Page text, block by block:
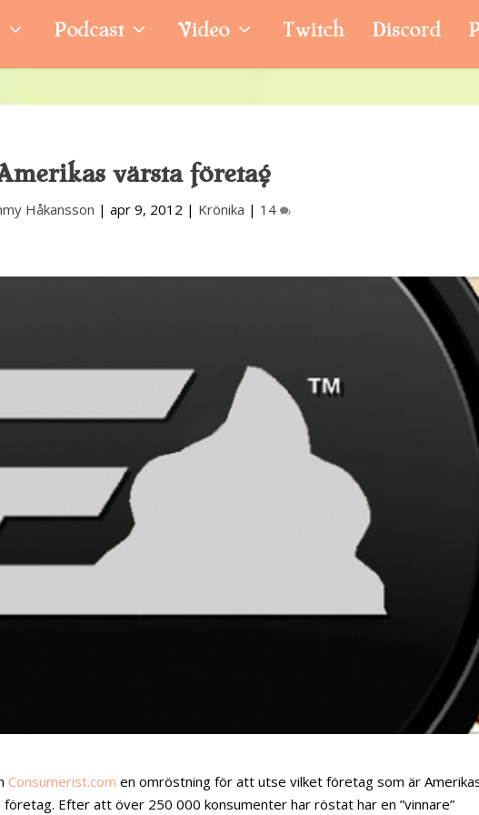
Podcast Video Twitch Discord
värsta företag
Håkansson |apr 9, 2012 | Krönika | 14
Consumerist.com en omröstning för att utse vilket företag som är
Efter att över 250 000 konsumenter har röstat har en ”vinnare”